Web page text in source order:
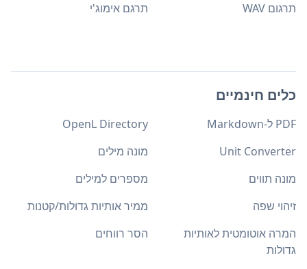
תרגום WAV
תרגם אימוג'י
כלים חינמיים
PDF ל-Markdown
OpenL Directory
Unit Converter
מונה מילים
מונה תווים
מספרים למילים
זיהוי שפה
ממיר אותיות גדולות/קטנות
המרה אוטומטית לאותיות
גדולות
הסר רווחים